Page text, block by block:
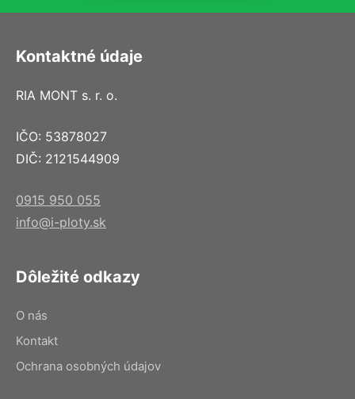
Kontaktné údaje
RIA MONT s. r. o.
IČO: 53878027
DIČ: 2121544909
0915 950 055
info@i-ploty.sk
Dôležité odkazy
O nás
Kontakt
Ochrana osobných údajov